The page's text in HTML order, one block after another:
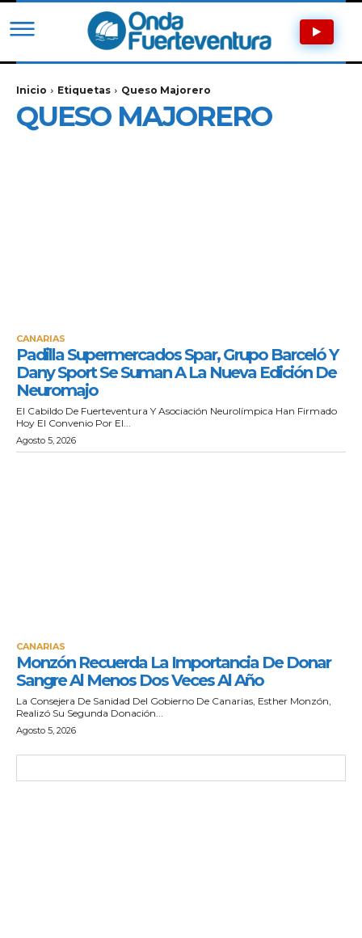
Inicio Etiquetas Queso Majorero
QUESO MAJORERO
CANARIAS
Padilla Supermercados Spar, Grupo Barceló Y
Dany Sport Se Suman A La Nueva Edición De
Neuromajo
El Cabildo De Fuerteventura Y Asociación Neurolímpica Han Firmado
Hoy El Convenio Por El...
Agosto 5, 2026
CANARIAS
Monzón Recuerda La Importancia De Donar
Sangre Al Menos Dos Veces Al Año
La Consejera De Sanidad Del Gobierno De Canarias, Esther Monzón,
Realizó Su Segunda Donación...
Agosto 5, 2026